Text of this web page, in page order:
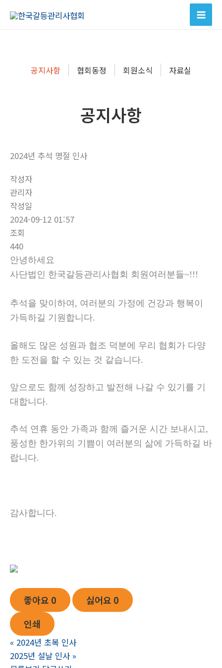
공지사항 협회동정 회원소식 자료실
공지사항
2024년 추석 명절 인사
작성자
관리자
작성일
2024-09-12 01:57
조회
440
안녕하세요
사단법인 한국갈등관리사협회 회원여러분들~!!!
추석을 맞이하여, 여러분의 가정에 건강과 행복이
가득하길 기원합니다.
올해도 많은 성원과 협조 덕분에 우리 협회가 다양
한 도전을 할 수 있는 것 같습니다.
앞으로도 함께 성장하고 발전해 나갈 수 있기를 기
대합니다.
추석 연휴 동안 가족과 함께 즐거운 시간 보내시고,
풍성한 한가위의 기쁨이 여러분의 삶에 가득하길 바
랍니다.
감사합니다.
좋아요 0 싫어요 0
인쇄
« 2024년 초복 인사
2025년 설날 인사 »